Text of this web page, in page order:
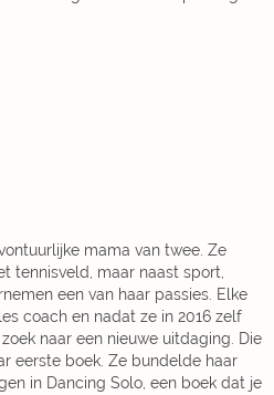
mama van twee. Ze
tennisveld, maar naast sport,
een van haar passies. Elke
coach en nadat ze in 2016 zelf
naar een nieuwe uitdaging. Die
eerste boek. Ze bundelde haar
in Dancing Solo, een boek dat je